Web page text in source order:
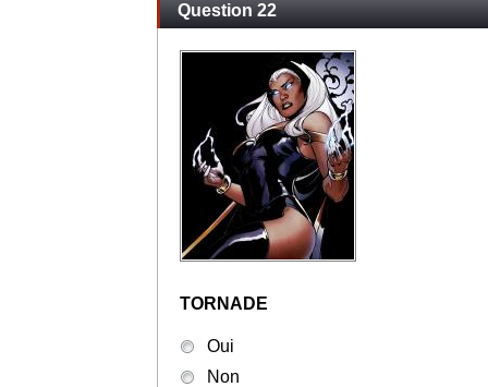
Question 22
TORNADE
Oui
Non